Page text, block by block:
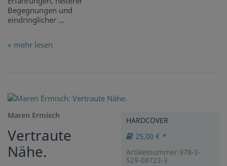
Begegnungen und
eindringlicher ...
» mehr lesen
Maren Ermisch
Vertraute
Nähe.
HARDCOVER
25,00 € *
Artikelnummer 978-3-
529-08723-3